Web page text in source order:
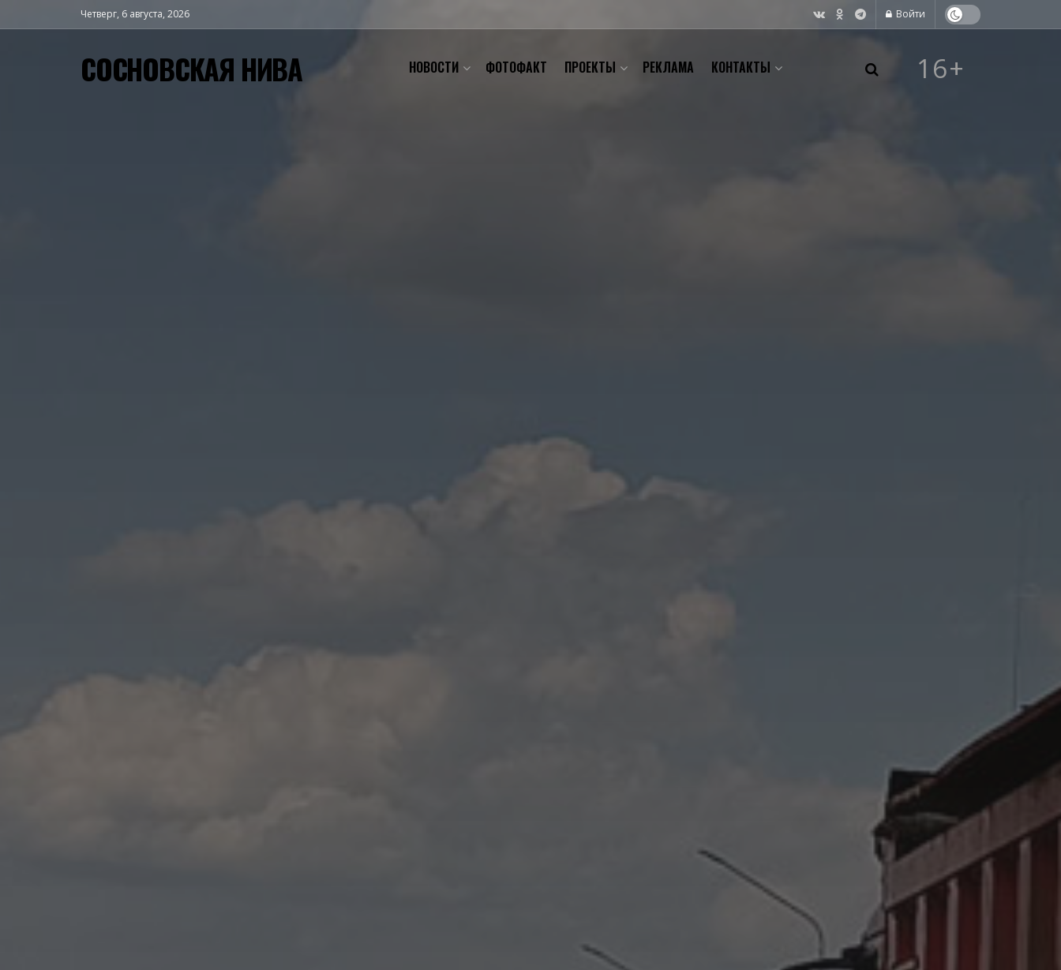
Четверг, 6 августа, 2026 Войти
СОСНОВСКАЯ НИВА НОВОСТИ ФОТОФАКТ ПРОЕКТЫ РЕКЛАМА КОНТАКТЫ 16+